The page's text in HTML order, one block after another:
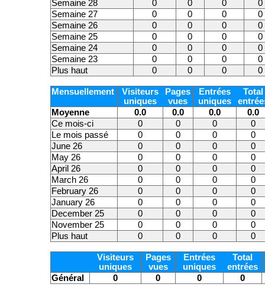
Semaine 28
0 0 0
0
Semaine 27
0 0 0
0
Semaine 26
0 0 0
0
Semaine 25
0 0 0
0
Semaine 24
0 0 0
0
Semaine 23
0 0 0
0
Plus haut
0 0 0 0
Mensuellement
Visiteurs
uniques
Pages
vues
Entrées
uniques
Total
Moyenne
0.0 0.0 0.0
0.0
Ce mois-ci
0 0 0
0
Le mois passé
0 0 0
0
June 26
0 0 0
0
May 26
0 0 0
0
April 26
0 0 0
0
March 26
0 0 0
0
February 26
0 0 0
0
January 26
0 0 0
0
December 25
0 0 0
0
November 25
0 0 0
0
Plus haut
0 0 0 0
Visiteurs
uniques
Pages
vues
Entrées
uniques
Total
entrées
Général
0 0 0 0